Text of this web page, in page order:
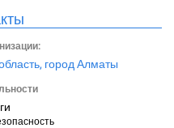
город Алматы